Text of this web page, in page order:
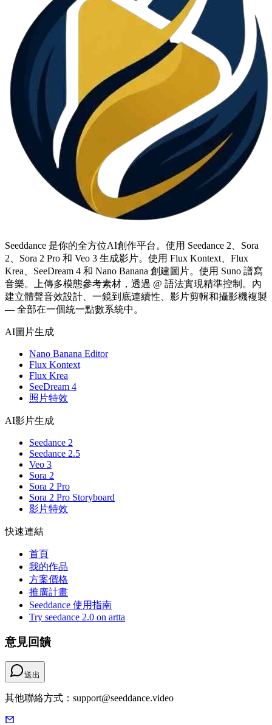
Seeddance 是你的全方位AI創作平台。使用 Seedance 2、Sora
2、Sora 2 Pro 和 Veo 3 生成影片。使用 Flux Kontext、Flux
Krea、SeeDream 4 和 Nano Banana 創建圖片。使用 Suno 譜寫
音樂。上傳多模態參考素材，透過 @ 語法實現精準控制。內
建立體聲音效設計、一鏡到底連續性、影片剪輯和攝影機複製
— 全部在一個統一點數系統中。
AI圖片生成
Nano Banana Editor
Flux Kontext
Flux Krea
SeeDream 4
照片特效
AI影片生成
Seedance 2
Seedance 2.5
Veo 3
Sora 2
Sora 2 Pro
Sora 2 Pro Storyboard
影片特效
快速連結
首頁
我的作品
方案價格
推廣計畫
Seeddance 使用指南
Try seedance 2.0 on artta
意見回饋
送出
其他聯絡方式：support@seeddance.video